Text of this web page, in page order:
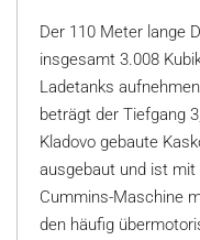
Der 110 Meter lange
insgesamt 3.008
Ladetanks
beträgt der Tiefgang
Kladovo gebaute
ausgebaut und ist
Cummins-Maschine
den häufig